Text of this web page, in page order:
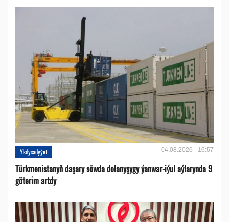
Ykdysadyýet 04.08.2026 - 16:57
Türkmenistanyň daşary söwda dolanyşygy ýanwar-iýul aýlarynda 9
göterim artdy